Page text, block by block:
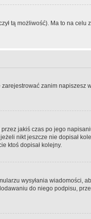
tą możliwość). Ma to na
zanim
jakiś czas po jego
nikt jeszcze nie dopisał
ktoś dopisał kolejny.
wysyłania wiadomości,
do niego podpisu,